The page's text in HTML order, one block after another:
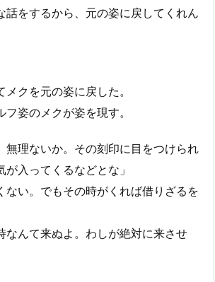
話をするから、元の姿に戻してくれん
クを元の姿に戻した。
姿のメクが姿を現す。
無理ないか。その刻印に目をつけられ
入ってくるなどとな」
ない。でもその時がくれば借りざるを
なんて来ぬよ。わしが絶対に来させ